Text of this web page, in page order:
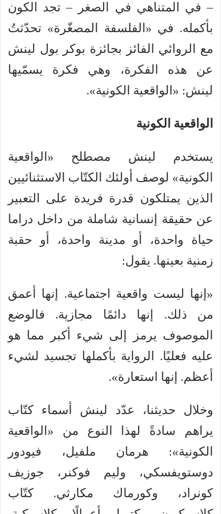
– في المتناهي في الصغر – تجد الكون
بأكمله. في «الفلسفة المصغّرة» تحدّثتُ
مع الروائي الفائز بجائزة بوكر بول لينش
عن هذه الفكرة، وهي فكرة يسمّيها
لينش: «الواقعية الكونية».
الواقعية الكونية
يستخدم لينش مصطلح «الواقعية
الكونية» لوصف أولئك الكتّاب الاستثنائيين
الذين يمتلكون قدرة فريدة على التعبير
عن حقيقة إنسانية شاملة من داخل دراما
حياة واحدة، أو مدينة واحدة، أو حقبة
زمنية بعينها. يقول:
«إنها ليست واقعية اجتماعية. إنها أعمق
من ذلك. إنها دائمًا مجازية. فالوضع
الموصوف يرمز إلى شيء أكبر مما هو
عليه فعليًا. الرواية بأكملها تجسيد لشيء
أعظم. إنها استعارة».
وخلال حديثنا، عدّد لينش أسماء كتّاب
يراهم سادةً لهذا النوع من «الواقعية
الكونية»: هرمان ملفيل، فيودور
دوستويفسكي، وليم فوكنر، جوزيف
كونراد، وكورماك مكارثي. كتّاب